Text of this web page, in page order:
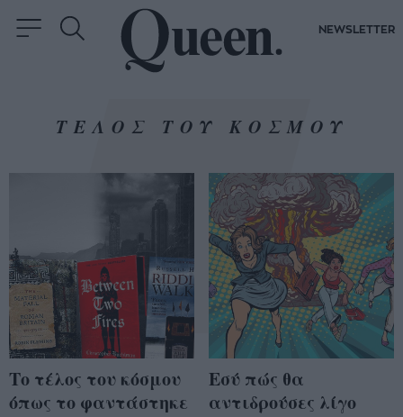
NEWSLETTER
ΤΕΛΟΣ ΤΟΥ ΚΟΣΜΟΥ
Το τέλος του κόσμου
όπως το φαντάστηκε
Εσύ πώς θα
αντιδρούσες λίγο